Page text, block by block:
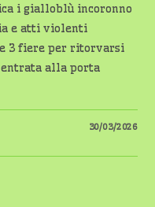
i gialloblù incoronno
e atti violenti
3 fiere per ritorvarsi
alla porta
30/03/2026